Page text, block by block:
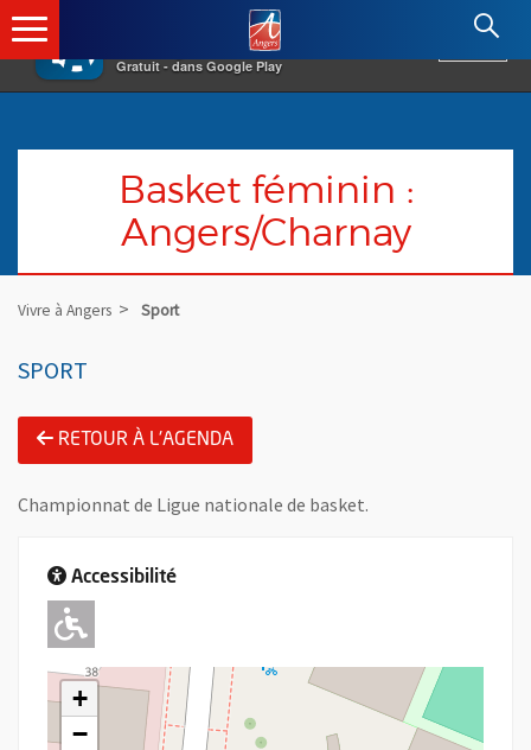
×
Gratuit - dans Google Play
Angers.fr : Retour à l'accueil
Basket féminin :
Angers/Charnay
Vivre à Angers Sport
SPORT
RETOUR À L'AGENDA
Championnat de Ligue nationale de basket.
Accessibilité
Adapté pour l'handicap Moteur
+
−